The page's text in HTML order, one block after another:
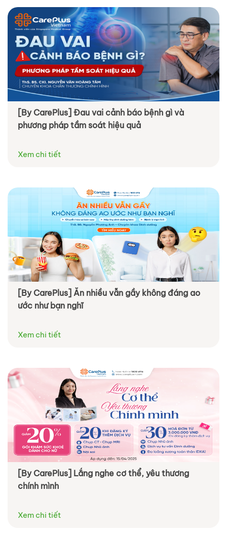
[By CarePlus] Đau vai cảnh báo bệnh gì và
phương pháp tầm soát hiệu quả
Xem chi tiết
[By CarePlus] Ăn nhiều vẫn gầy không đáng ao
ước như bạn nghĩ
Xem chi tiết
[By CarePlus] Lắng nghe cơ thể, yêu thương
chính mình
Xem chi tiết